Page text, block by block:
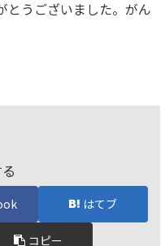
とうございました。がん
はてブ
コピー